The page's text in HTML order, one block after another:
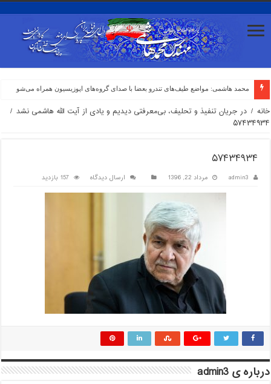
محمد هاشمی: مواضع طیف‌های تندرو بعضا با صدای گروه‌های اپوزیسیون همراه می‌شود/خانه / در جریان تنفیذ و تحلیف، بی‌معرفتی دیدیم و یادی از آیت الله هاشمی نشد /
۵۷۴۳۴۹۳۴
۵۷۴۳۴۹۳۴
admin3 مرداد 22, 1396 ارسال دیدگاه 157 بازدید
درباره ی admin3